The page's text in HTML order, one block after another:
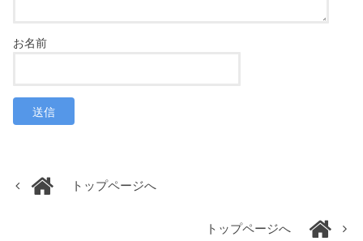
トップページへ
トップページへ